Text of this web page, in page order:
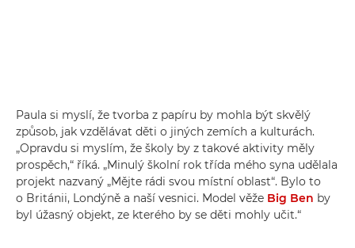
Paula si myslí, že tvorba z papíru by mohla být skvělý
způsob, jak vzdělávat děti o jiných zemích a kulturách.
„Opravdu si myslím, že školy by z takové aktivity měly
prospěch,“ říká. „Minulý školní rok třída mého syna udělala
projekt nazvaný „Mějte rádi svou místní oblast“. Bylo to
o Británii, Londýně a naší vesnici. Model věže Big Ben by
byl úžasný objekt, ze kterého by se děti mohly učit.“